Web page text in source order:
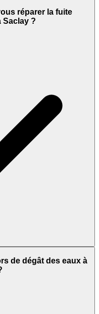
réparer la fuite
Saclay ?
de dégât des eaux à